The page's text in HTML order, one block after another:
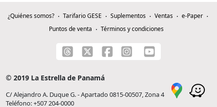
¿Quiénes somos? Tarifario GESE Suplementos Ventas
e-Paper
Puntos de venta
Términos y condiciones
© 2019 La Estrella de Panamá
C/ Alejandro A. Duque G. - Apartado 0815-00507, Zona 4
Teléfono: +507 204-0000